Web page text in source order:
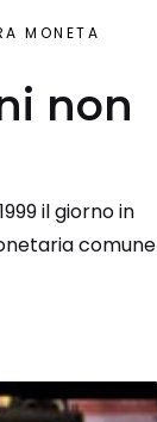
MONETA
non
il giorno in
comune